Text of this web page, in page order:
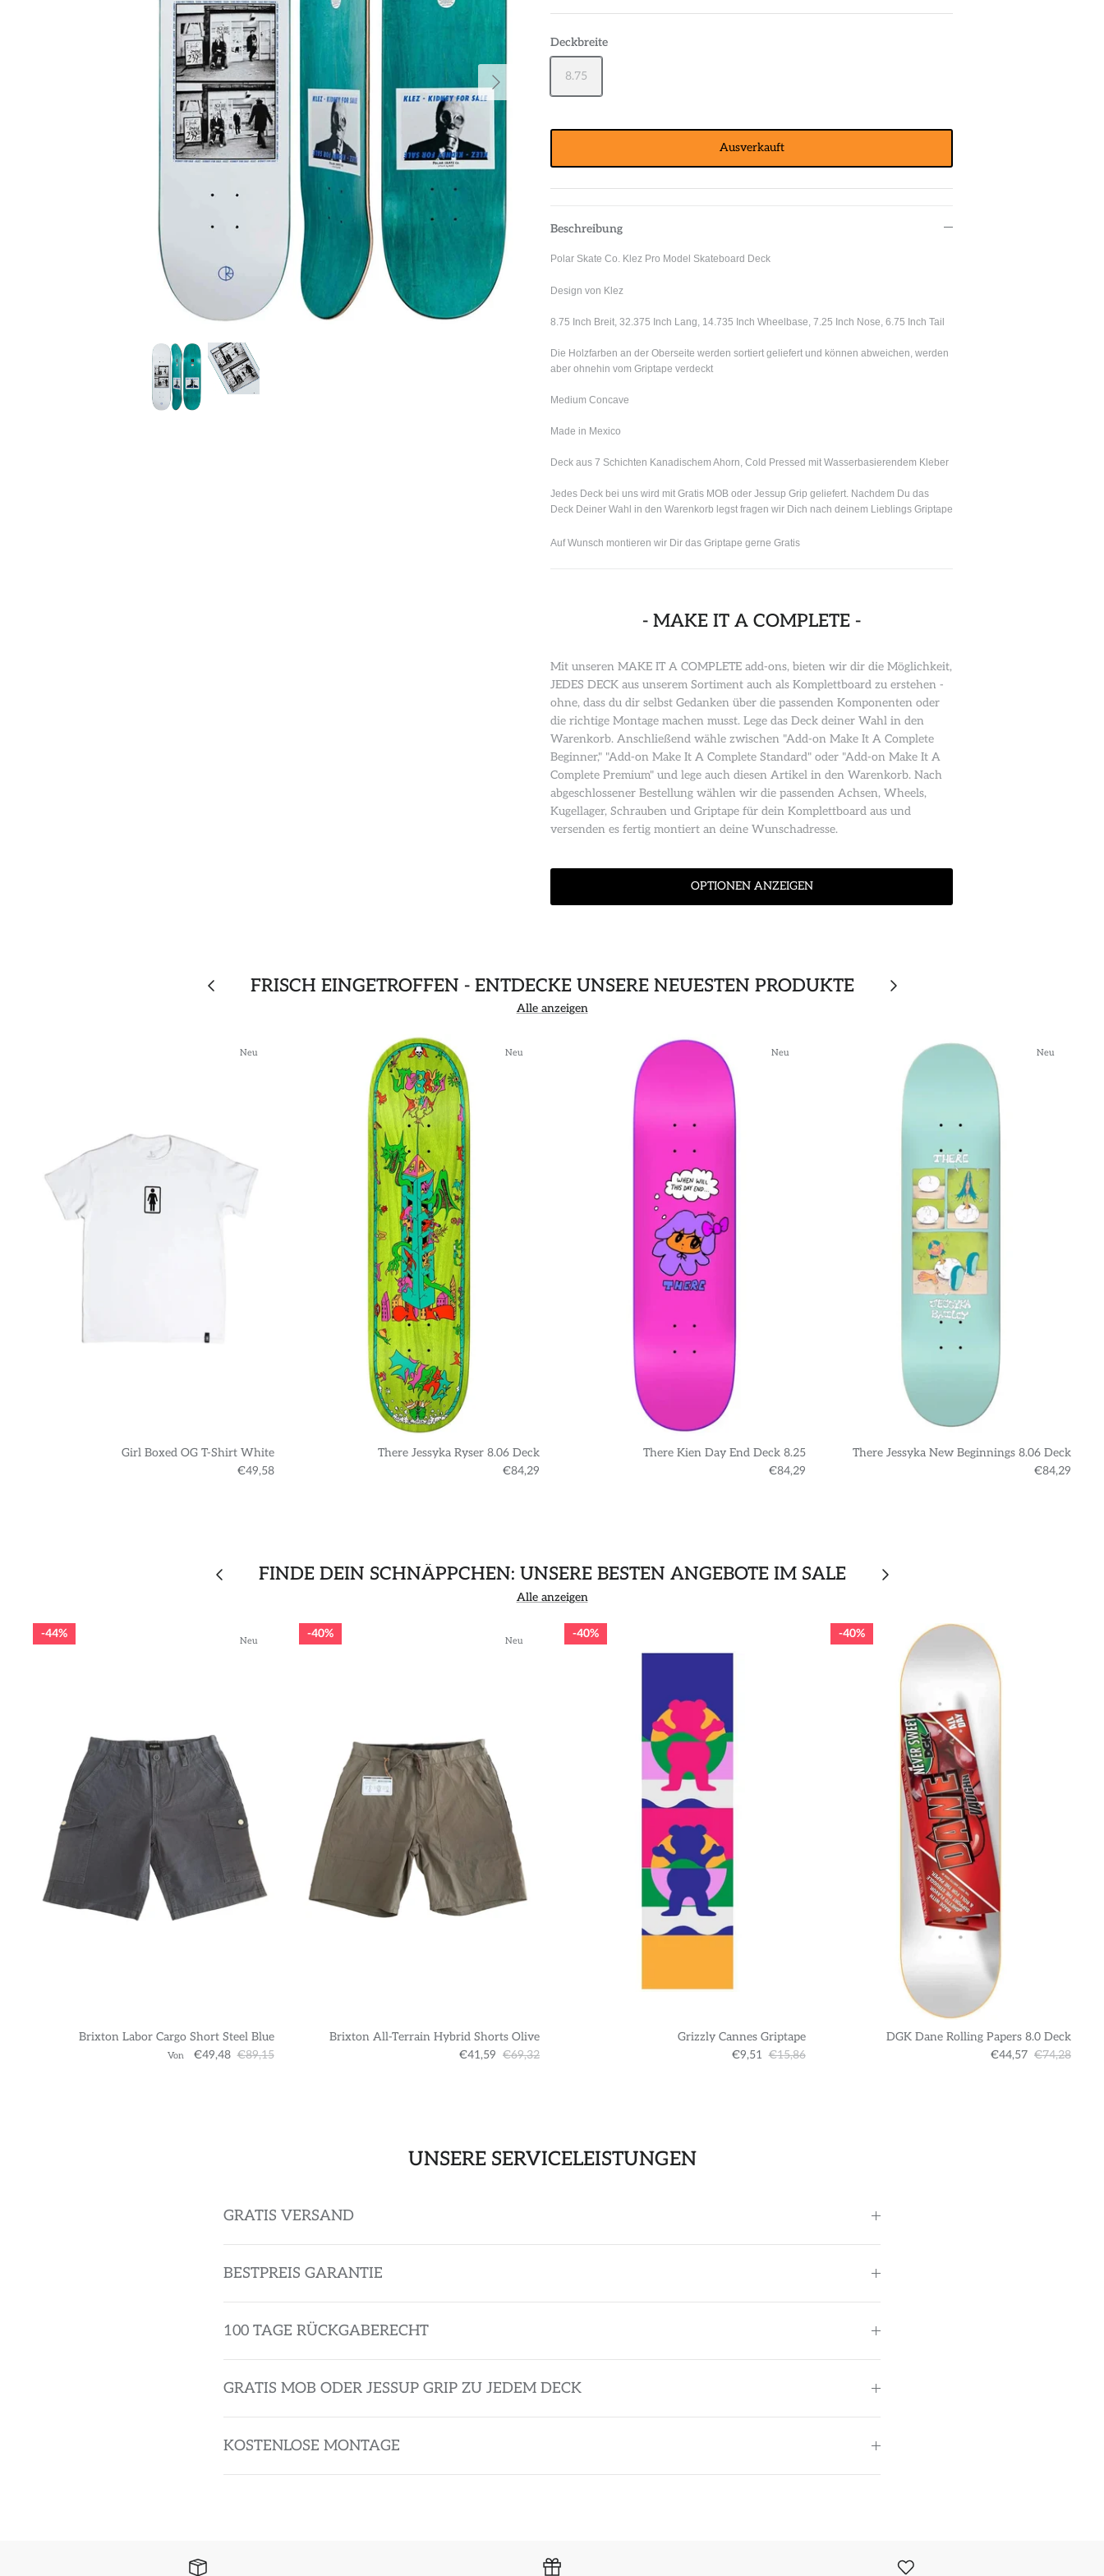
Deckbreite
8.75
Ausverkauft
Beschreibung
Polar Skate Co. Klez Pro Model Skateboard Deck
Design von Klez
8.75 Inch Breit, 32.375 Inch Lang, 14.735 Inch Wheelbase, 7.25 Inch Nose, 6.75 Inch Tail
Die Holzfarben an der Oberseite werden sortiert geliefert und können abweichen, werden
aber ohnehin vom Griptape verdeckt
Medium Concave
Made in Mexico
Deck aus 7 Schichten Kanadischem Ahorn, Cold Pressed mit Wasserbasierendem Kleber
Jedes Deck bei uns wird mit Gratis MOB oder Jessup Grip geliefert. Nachdem Du das
Deck Deiner Wahl in den Warenkorb legst fragen wir Dich nach deinem Lieblings Griptape
Auf Wunsch montieren wir Dir das Griptape gerne Gratis
- MAKE IT A COMPLETE -
Mit unseren MAKE IT A COMPLETE add-ons, bieten wir dir die Möglichkeit,
JEDES DECK aus unserem Sortiment auch als Komplettboard zu erstehen -
ohne, dass du dir selbst Gedanken über die passenden Komponenten oder
die richtige Montage machen musst. Lege das Deck deiner Wahl in den
Warenkorb. Anschließend wähle zwischen "Add-on Make It A Complete
Beginner," "Add-on Make It A Complete Standard" oder "Add-on Make It A
Complete Premium" und lege auch diesen Artikel in den Warenkorb. Nach
abgeschlossener Bestellung wählen wir die passenden Achsen, Wheels,
Kugellager, Schrauben und Griptape für dein Komplettboard aus und
versenden es fertig montiert an deine Wunschadresse.
OPTIONEN ANZEIGEN
FRISCH EINGETROFFEN - ENTDECKE UNSERE NEUESTEN PRODUKTE
Alle anzeigen
Neu
Girl Boxed OG T-Shirt White
€49,58
Neu
There Jessyka Ryser 8.06 Deck
€84,29
Neu
There Kien Day End Deck 8.25
€84,29
Neu
There Jessyka New Beginnings 8.06 Deck
€84,29
FINDE DEIN SCHNÄPPCHEN: UNSERE BESTEN ANGEBOTE IM SALE
Alle anzeigen
Neu
44%
Brixton Labor Cargo Short Steel Blue
Von €49,48 €89,15
Neu
40%
Brixton All-Terrain Hybrid Shorts Olive
€41,59 €69,32
40%
Grizzly Cannes Griptape
€9,51 €15,86
40%
DGK Dane Rolling Papers 8.0 Deck
€44,57 €74,28
UNSERE SERVICELEISTUNGEN
GRATIS VERSAND
BESTPREIS GARANTIE
100 TAGE RÜCKGABERECHT
GRATIS MOB ODER JESSUP GRIP ZU JEDEM DECK
KOSTENLOSE MONTAGE